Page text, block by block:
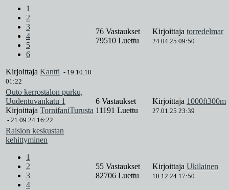
1
2
3
4
5
6
Kirjoittaja Kantti - 19.10.18
01:22
76 Vastaukset
79510 Luettu
Kirjoittaja torredelmar
24.04.25 09:50
Outo kerrostalon purku,
Uudentuvankatu 1
Kirjoittaja TornifaniTurusta
- 21.09.24 16:22
6 Vastaukset
11191 Luettu
Kirjoittaja 1000ft300m
27.01.25 23:39
Raision keskustan
kehittyminen
1
2
3
4
55 Vastaukset
82706 Luettu
Kirjoittaja Ukilainen
10.12.24 17:50